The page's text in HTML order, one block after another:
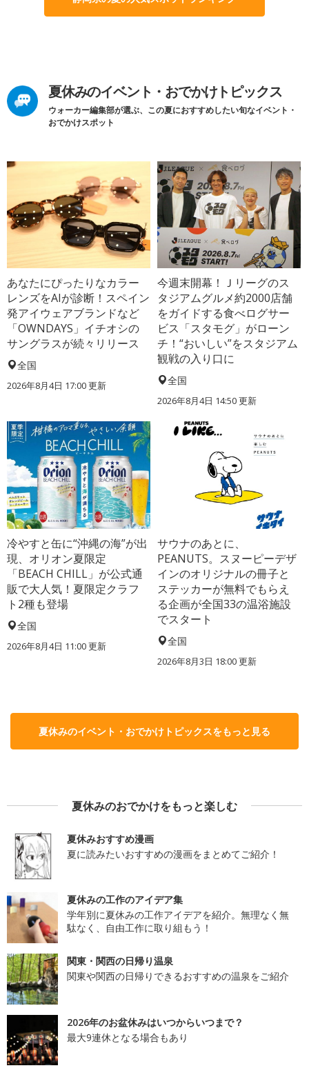
夏休みのイベント・おでかけトピックス
ウォーカー編集部が選ぶ、この夏におすすめしたい旬なイベント・
おでかけスポット
あなたにぴったりなカラー
レンズをAIが診断！スペイン
発アイウェアブランドなど
「OWNDAYS」イチオシの
サングラスが続々リリース
全国
2026年8月4日 17:00更新
今週末開幕！Ｊリーグのス
タジアムグルメ約2000店舗
をガイドする食べログサー
ビス「スタモグ」がローン
チ！“おいしい”をスタジアム
観戦の入り口に
全国
2026年8月4日 14:50更新
冷やすと缶に“沖縄の海”が出
現、オリオン夏限定
「BEACH CHILL」が公式通
販で大人気！夏限定クラフ
ト2種も登場
全国
2026年8月4日 11:00更新
サウナのあとに、
PEANUTS。スヌーピーデザ
インのオリジナルの冊子と
ステッカーが無料でもらえ
る企画が全国33の温浴施設
でスタート
全国
2026年8月3日 18:00更新
夏休みのイベント・おでかけトピックスをもっと見る
夏休みのおでかけをもっと楽しむ
夏休みおすすめ漫画
夏に読みたいおすすめの漫画をまとめてご紹介！
夏休みの工作のアイデア集
学年別に夏休みの工作アイデアを紹介。無理なく無
駄なく、自由工作に取り組もう！
関東・関西の日帰り温泉
関東や関西の日帰りできるおすすめの温泉をご紹介
2026年のお盆休みはいつからいつまで？
最大9連休となる場合もあり